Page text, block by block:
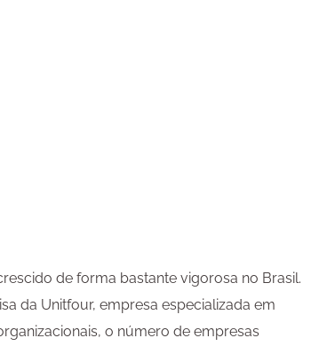
de forma bastante vigorosa no Brasil.
da Unitfour, empresa especializada em
o número de empresas